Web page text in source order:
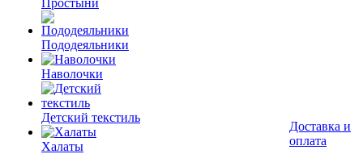
Простыни
Пододеяльники
Наволочки
Детский текстиль
Халаты
Доставка и
оплата